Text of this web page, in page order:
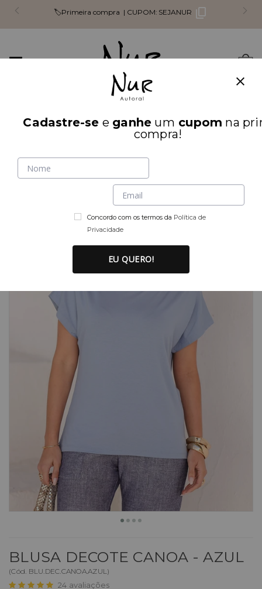
🏷️Primeira compra | CUPOM: SEJANUR
Mudar
INÍCIO PARTE DE CIMA
BLUSA DECOTE CANOA - AZUL
(Cód. BLU.DEC.CANOA.AZUL )
24 avaliações
Cadastre-se e ganhe um cupom na
compra!
Concordo com os termos da Política de
Privacidade
EU QUERO!